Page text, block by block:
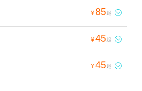
¥ 85起 
¥45起 
¥45起 